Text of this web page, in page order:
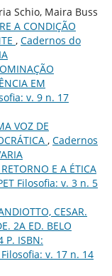
Schio, Maira Buss
A CONDIÇÃO
, Cadernos do
EM
v. 9 n. 17
VOZ DE
, Cadernos
E A ÉTICA
Filosofia: v. 3 n. 5
CESAR.
2A ED. BELO
P. ISBN:
v. 17 n. 14